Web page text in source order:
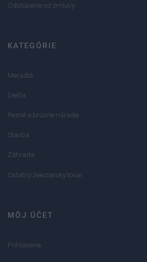
Odstúpenie od zmluvy
KATEGÓRIE
Meradlá
Dielňa
Rezné a brúsne náradie
Stavba
Záhrada
Ostatný železiarsky tovar
MÔJ ÚČET
Prihlásenie